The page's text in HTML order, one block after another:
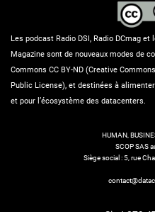
Les podcast Radio DSI, Radio DCmag
Magazine sont de nouveaux modes de
Commons CC BY-ND (Creative
Public License), et destinées à
et pour l’écosystème des datacenters.
HUMAN,
SCOP SAS
Siège social : 5, rue